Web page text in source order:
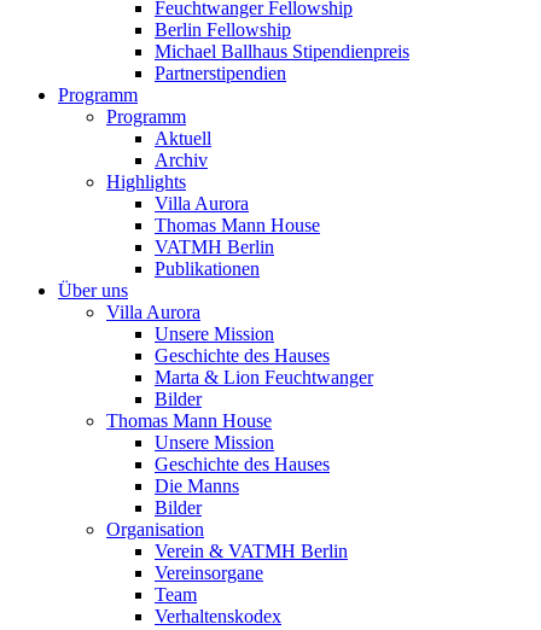
Feuchtwanger Fellowship
Berlin Fellowship
Michael Ballhaus Stipendienpreis
Partnerstipendien
Programm
Programm
Aktuell
Archiv
Highlights
Villa Aurora
Thomas Mann House
VATMH Berlin
Publikationen
Über uns
Villa Aurora
Unsere Mission
Geschichte des Hauses
Marta & Lion Feuchtwanger
Bilder
Thomas Mann House
Unsere Mission
Geschichte des Hauses
Die Manns
Bilder
Organisation
Verein & VATMH Berlin
Vereinsorgane
Team
Verhaltenskodex